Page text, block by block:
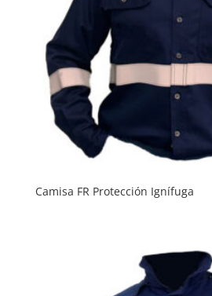
Camisa FR Protección Ignífuga